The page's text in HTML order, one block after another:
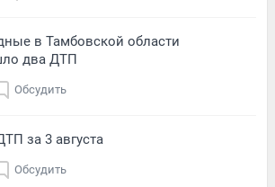
в Тамбовской области
два ДТП
Обсудить
за 3 августа
Обсудить